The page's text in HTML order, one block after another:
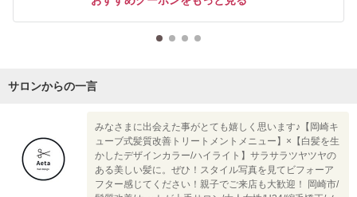
サロンからの一言
みなさまに出会えた事がとても嬉しく思います♪【岡崎キ
ューブ式髪質改善トリートメントメニュー】×【白髪を生
かしたデザインカラー/ハイライト】サラサラツヤツヤの
ある美しい髪に。ぜひ！スタイル写真を見てビフォーア
フター感じてください！親子でご来店も大歓迎！ 岡崎市/